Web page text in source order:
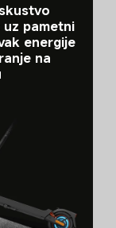
uz pametni
energije
na